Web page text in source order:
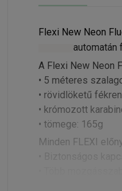
Flexi New Neon
A Flexi New Neon
• 5 méteres
• rövidlöketű
• krómozott
• tömege: 165g
Minden FLEXI